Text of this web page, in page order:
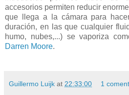
accesorios permiten reducir
que llega a la cámara para
duración, en las que cualquier
humo, nubes,...) se vaporiza
Darren Moore.
Guillermo Luijk at 22:33:00 1